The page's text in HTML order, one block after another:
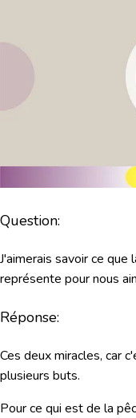
Question:
J'aimerais savoir ce
représente pour nous
Réponse:
Ces deux miracles, car
plusieurs buts.
Pour ce qui est de la